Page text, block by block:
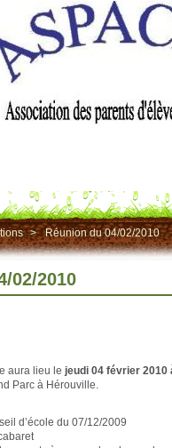
> Réunion du 04/02/2010
02/2010
aura lieu le jeudi 04 février 2010
Parc à Hérouville.
d’école du 07/12/2009